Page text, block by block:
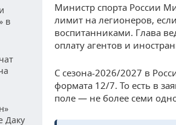
в
Даку
Министр спорта России
лимит на легионеров,
воспитанниками. Глава
оплату агентов и
С сезона-2026/2027 в
формата 12/7. То есть в
поле — не более семи